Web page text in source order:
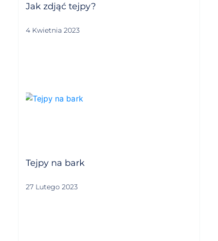
Jak zdjąć tejpy?
4 Kwietnia 2023
Tejpy na bark
27 Lutego 2023